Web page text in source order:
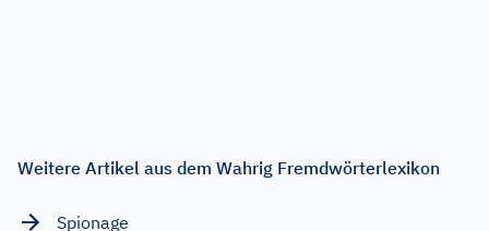
Weitere Artikel aus dem Wahrig Fremdwörterlexikon
Spionage